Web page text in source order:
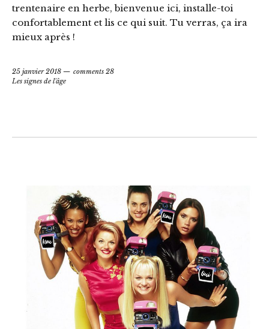
trentenaire en herbe, bienvenue ici, installe-toi
confortablement et lis ce qui suit. Tu verras, ça ira
mieux après !
25 janvier 2018
comments 28
Les signes de l'âge